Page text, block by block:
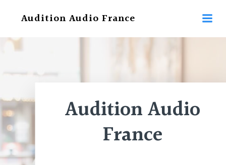
au
Audition Audio France
Audition Audio
France